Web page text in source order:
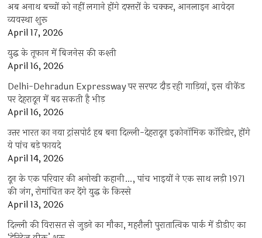
अब अनाथ बच्चों को नहीं लगाने होंगे दफ्तरों के चक्कर, आनलाइन आवेदन
व्यवस्था शुरू
April 17, 2026
युद्ध के तूफान में बिजनेस की कश्ती
April 16, 2026
Delhi-Dehradun Expressway पर सरपट दौड़ रही गाड़ियां, इस वीकेंड
पर देहरादून में बढ़ सकती है भीड़
April 16, 2026
उत्तर भारत का नया ट्रांसपोर्ट हब बना दिल्ली-देहरादून इकोनॉमिक कॉरिडोर, होंगे
ये पांच बड़े फायदे
April 14, 2026
दून के एक परिवार की अनोखी कहानी…, पांच भाइयों ने एक साथ लड़ी 1971
की जंग, रोमांचित कर देंगे युद्ध के किस्से
April 13, 2026
दिल्ली की विरासत से जुड़ने का मौका, महरौली पुरातात्विक पार्क में डीडीए का